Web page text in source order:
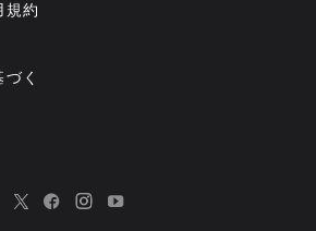
規約
く